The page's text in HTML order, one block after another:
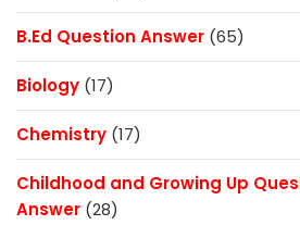
B.Ed Question Answer(65)
Biology(17)
Chemistry(17)
Childhood and Growing Up
Answer(28)